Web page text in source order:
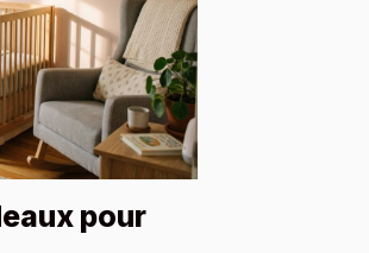
pour